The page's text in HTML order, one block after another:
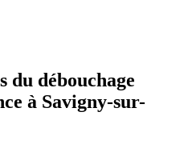
du débouchage
à Savigny-sur-